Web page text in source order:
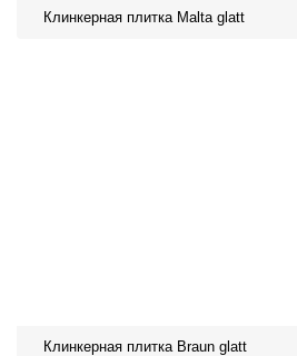
Клинкерная плитка Malta glatt
Клинкерная плитка Braun glatt